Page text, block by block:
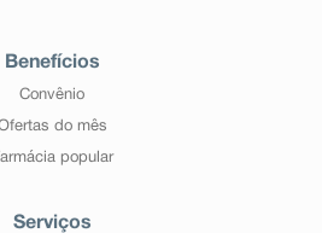
Benefícios
Convênio
do mês
popular
Serviços